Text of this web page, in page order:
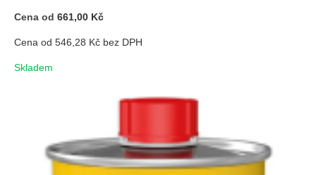
Cena od 661,00 Kč
Cena od 546,28 Kč bez DPH
Skladem